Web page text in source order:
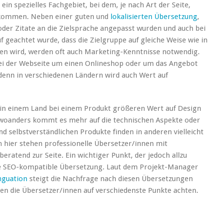
ein spezielles Fachgebiet, bei dem, je nach Art der Seite,
Neben einer guten und lokalisierten Übersetzung,
Zitate an die Zielsprache angepasst wurden und auch bei
wurde, dass die Zielgruppe auf gleiche Weise wie in
wird, werden oft auch Marketing-Kenntnisse notwendig.
der Webseite um einen Onlineshop oder um das Angebot
in verschiedenen Ländern wird auch Wert auf
einem Land bei einem Produkt größeren Wert auf Design
kommt es mehr auf die technischen Aspekte oder
selbstverständlichen Produkte finden in anderen vielleicht
hier stehen professionelle Übersetzer/innen mit
zur Seite. Ein wichtiger Punkt, der jedoch allzu
kompatible Übersetzung. Laut dem Projekt-Manager
steigt die Nachfrage nach diesen Übersetzungen
die Übersetzer/innen auf verschiedenste Punkte achten.